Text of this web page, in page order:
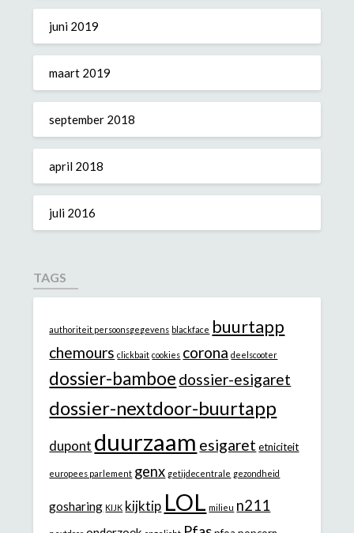
juni 2019
maart 2019
september 2018
april 2018
juli 2016
TAGS
authoriteit persoonsgegevens blackface buurtapp
chemours clickbait cookies corona deelscooter
dossier-bamboe dossier-esigaret
dossier-nextdoor-buurtapp
dupont duurzaam esigaret etniciteit
europees parlement genx getijdecentrale gezondheid
gosharing KIJK kijktip LOL milieu n211